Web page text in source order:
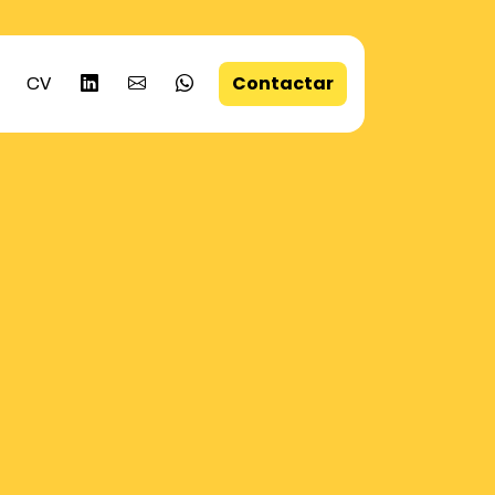
CV Contactar